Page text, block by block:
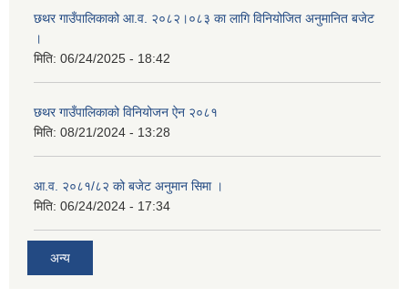
छथर गाउँपालिकाको आ.व. २०८२।०८३ का लागि विनियोजित अनुमानित बजेट
।
मिति: 06/24/2025 - 18:42
छथर गाउँपालिकाको विनियोजन ऐन २०८१
मिति: 08/21/2024 - 13:28
आ.व. २०८१/८२ को बजेट अनुमान सिमा ।
मिति: 06/24/2024 - 17:34
अन्य